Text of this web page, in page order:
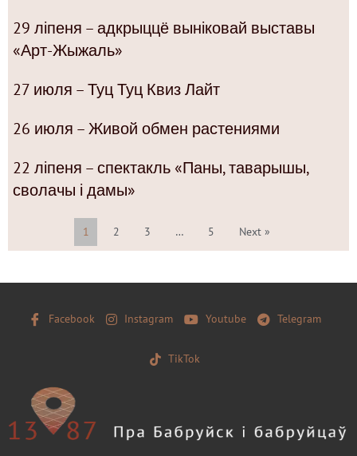
29 ліпеня – адкрыццё выніковай выставы
«Арт-Жыжаль»
27 июля – Туц Туц Квиз Лайт
26 июля – Живой обмен растениями
22 ліпеня – спектакль «Паны, таварышы,
сволачы і дамы»
1 2 3 … 5 Next »
Facebook Instagram Youtube Telegram
TikTok